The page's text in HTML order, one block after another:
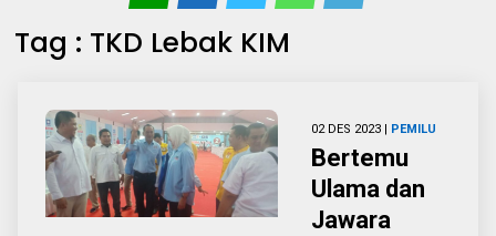
Tag : TKD Lebak KIM
02 DES 2023 | PEMILU
Bertemu
Ulama dan
Jawara